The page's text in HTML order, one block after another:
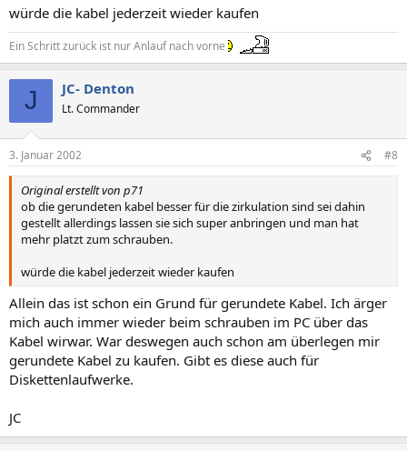
würde die kabel jederzeit wieder kaufen
Ein Schritt zurück ist nur Anlauf nach vorne
J JC- Denton
Lt. Commander
3. Januar 2002 #8
Original erstellt von p71
ob die gerundeten kabel besser für die zirkulation sind sei dahin
gestellt allerdings lassen sie sich super anbringen und man hat
mehr platzt zum schrauben.
würde die kabel jederzeit wieder kaufen
Allein das ist schon ein Grund für gerundete Kabel. Ich ärger
mich auch immer wieder beim schrauben im PC über das
Kabel wirwar. War deswegen auch schon am überlegen mir
gerundete Kabel zu kaufen. Gibt es diese auch für
Diskettenlaufwerke.
JC